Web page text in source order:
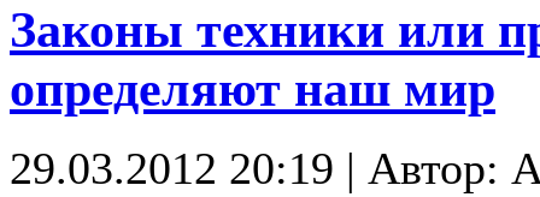
Законы техники или
определяют наш мир
29.03.2012 20:19 | Автор: